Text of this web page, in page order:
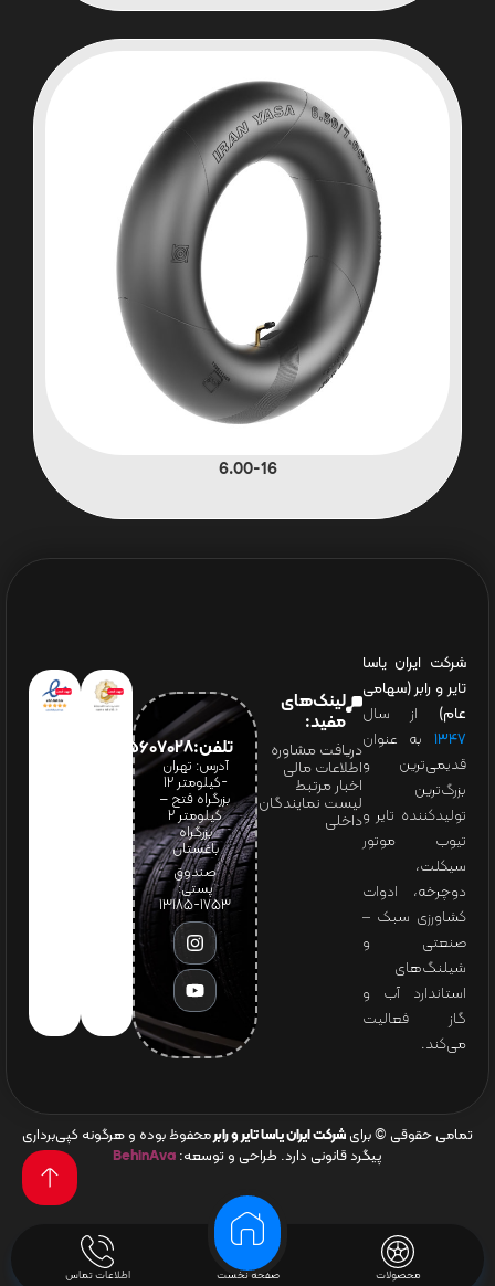
محصولات صفحه نخست اطلاعات تماس
6.00-16
شرکت ایران یاسا
تایر و رابر (سهامی
عام) از سال
۱۳۴۷ به عنوان
قدیمی‌ترین و
بزرگ‌ترین
تولیدکننده تایر و
تیوب موتور
سیکلت،
دوچرخه، ادوات
کشاورزی سبک –
صنعتی و
شیلنگ‌های
استاندارد آب و
گاز فعالیت
می‌کند.
لینک‌های
مفید:
دریافت مشاوره
اطلاعات مالی
اخبار مرتبط
لیست نمایندگان
داخلی
تلفن:65607028(021)
آدرس: تهران
-کیلومتر 12
بزرگراه فتح –
کیلومتر ۲
بزرگراه
باغستان
صندوق
پستی:
1753-13185
تمامی حقوقی © برای شرکت ایران یاسا تایر و رابرمحفوظ بوده و هرگونه کپی‌برداری
پیگرد قانونی دارد. طراحی و توسعه: BehinAva